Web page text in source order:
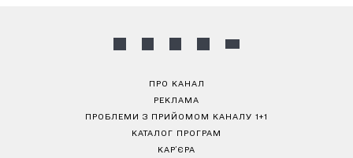
ПРО КАНАЛ
РЕКЛАМА
ПРОБЛЕМИ З ПРИЙОМОМ КАНАЛУ 1+1
КАТАЛОГ ПРОГРАМ
КАР’ЄРА